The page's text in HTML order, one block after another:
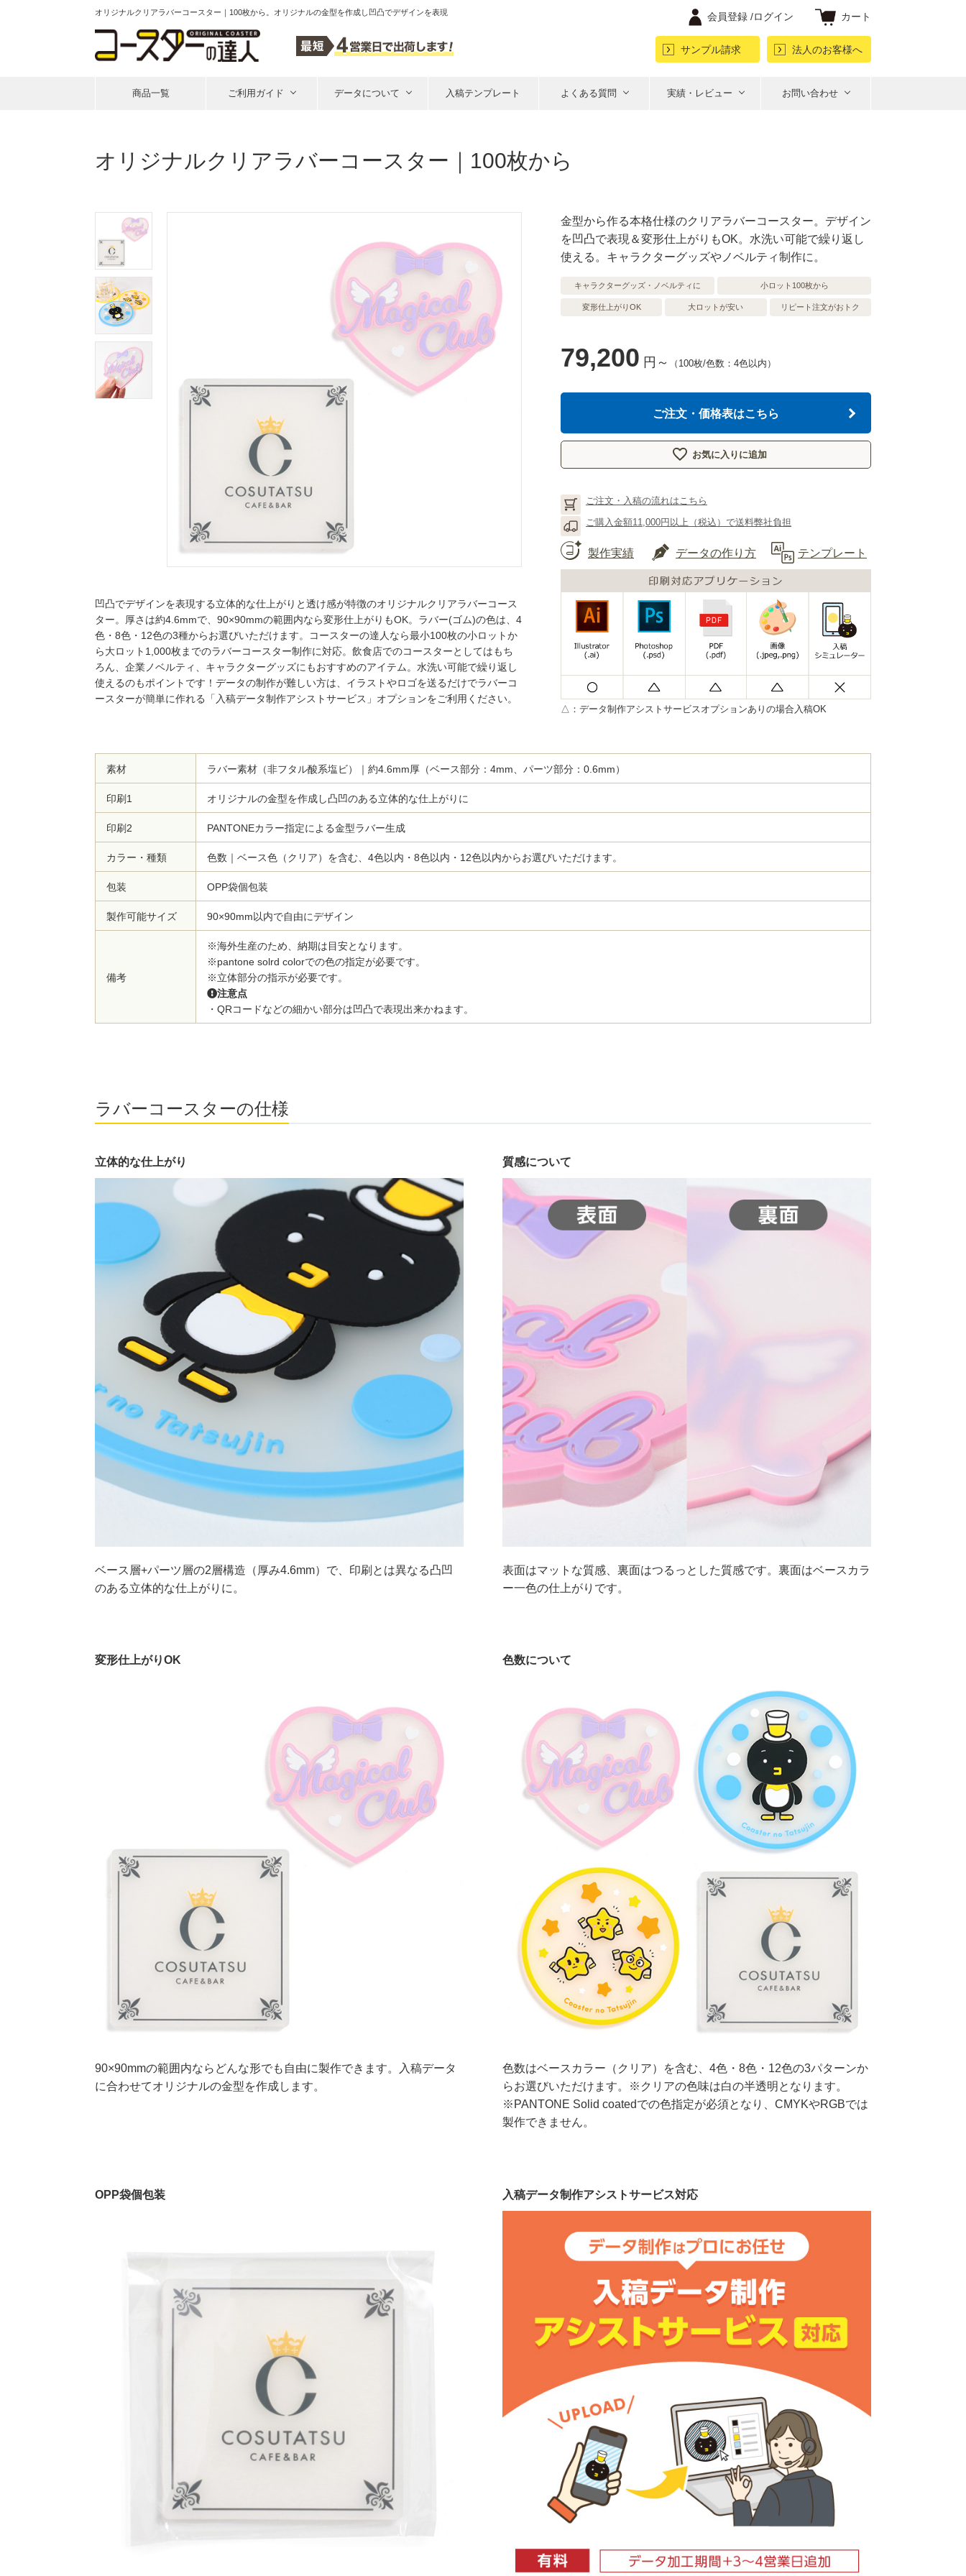
オリジナルクリアラバーコースター｜100枚から。オリジナルの金型を作成し凹凸でデザインを表現 会員登録 /ログイン カート
サンプル請求 法人のお客様へ
商品一覧 ご利用ガイド データについて 入稿テンプレート よくある質問 実績・レビュー お問い合わせ
オリジナルクリアラバーコースター｜100枚から
凹凸でデザインを表現する立体的な仕上がりと透け感が特徴のオリジナルクリアラバーコース
ター。厚さは約4.6mmで、90×90mmの範囲内なら変形仕上がりもOK。ラバー(ゴム)の色は、4
色・8色・12色の3種からお選びいただけます。コースターの達人なら最小100枚の小ロットか
ら大ロット1,000枚までのラバーコースター制作に対応。飲食店でのコースターとしてはもち
ろん、企業ノベルティ、キャラクターグッズにもおすすめのアイテム。水洗い可能で繰り返し
使えるのもポイントです！データの制作が難しい方は、イラストやロゴを送るだけでラバーコ
ースターが簡単に作れる「入稿データ制作アシストサービス」オプションをご利用ください。
金型から作る本格仕様のクリアラバーコースター。デザイン
を凹凸で表現＆変形仕上がりもOK。水洗い可能で繰り返し
使える。キャラクターグッズやノベルティ制作に。
キャラクターグッズ・ノベルティに 小ロット100枚から
変形仕上がりOK 大ロットが安い リピート注文がおトク
79,200 円～ （100枚/色数：4色以内）
ご注文・価格表はこちら
お気に入りに追加
ご注文・入稿の流れはこちら
ご購入金額11,000円以上（税込）で送料弊社負担
製作実績 データの作り方 テンプレート
△：データ制作アシストサービスオプションありの場合入稿OK
素材 ラバー素材（非フタル酸系塩ビ）｜約4.6mm厚（ベース部分：4mm、パーツ部分：0.6mm）
印刷1 オリジナルの金型を作成し凸凹のある立体的な仕上がりに
印刷2 PANTONEカラー指定による金型ラバー生成
カラー・種類 色数｜ベース色（クリア）を含む、4色以内・8色以内・12色以内からお選びいただけます。
包装 OPP袋個包装
製作可能サイズ 90×90mm以内で自由にデザイン
備考
※海外生産のため、納期は目安となります。
※pantone solrd colorでの色の指定が必要です。
※立体部分の指示が必要です。
注意点
・QRコードなどの細かい部分は凹凸で表現出来かねます。
ラバーコースターの仕様
立体的な仕上がり
ベース層+パーツ層の2層構造（厚み4.6mm）で、印刷とは異なる凸凹
のある立体的な仕上がりに。
質感について
表面はマットな質感、裏面はつるっとした質感です。裏面はベースカラ
ー一色の仕上がりです。
変形仕上がりOK
90×90mmの範囲内ならどんな形でも自由に製作できます。入稿データ
に合わせてオリジナルの金型を作成します。
色数について
色数はベースカラー（クリア）を含む、4色・8色・12色の3パターンか
らお選びいただけます。※クリアの色味は白の半透明となります。
※PANTONE Solid coatedでの色指定が必須となり、CMYKやRGBでは
製作できません。
OPP袋個包装 入稿データ制作アシストサービス対応